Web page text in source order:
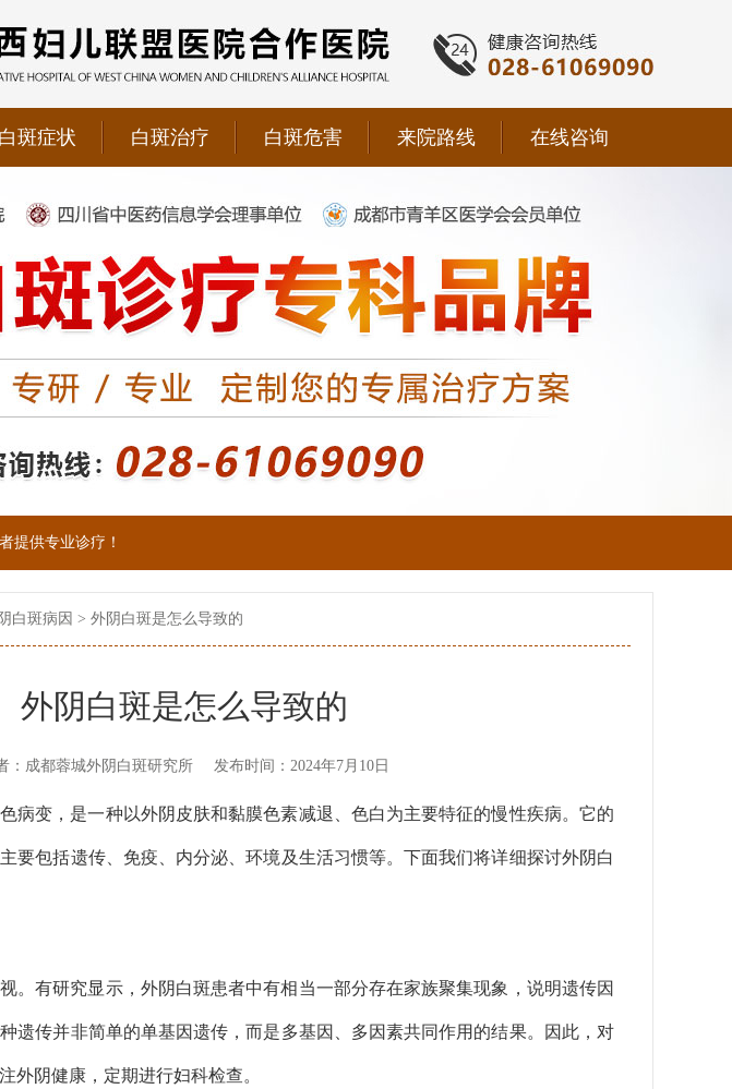
白斑症状 白斑治疗 白斑危害 来院路线 在线咨询
提供专业诊疗！
就诊
提供专业诊疗！
院就诊
白斑病因 > 外阴白斑是怎么导致的
外阴白斑是怎么导致的
：成都蓉城外阴白斑研究所 发布时间：2024年7月10日
病变，是一种以外阴皮肤和黏膜色素减退、色白为主要特征的慢性疾病。它的
要包括遗传、免疫、内分泌、环境及生活习惯等。下面我们将详细探讨外阴白
。有研究显示，外阴白斑患者中有相当一部分存在家族聚集现象，说明遗传因
遗传并非简单的单基因遗传，而是多基因、多因素共同作用的结果。因此，对
外阴健康，定期进行妇科检查。